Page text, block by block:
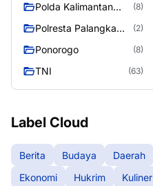
Polda Kalimantan
(8)
Polresta Palangka
(2)
Ponorogo (8)
TNI (63)
Label Cloud
Berita Budaya Daerah
Ekonomi
Hukrim Kuliner